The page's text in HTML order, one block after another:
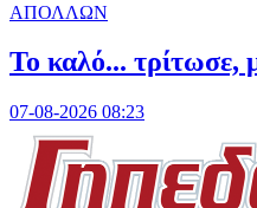
ΑΠΟΛΛΩΝ
Το καλό... τρίτωσε,
07-08-2026 08:23